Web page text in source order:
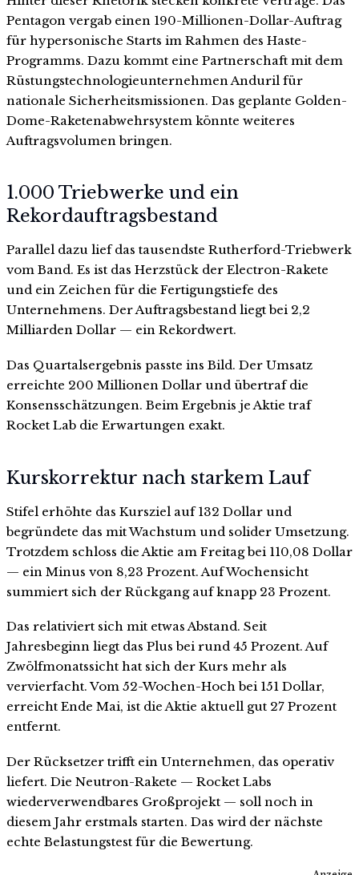
Pentagon vergab einen 190-Millionen-Dollar-Auftrag
für hypersonische Starts im Rahmen des Haste-
Programms. Dazu kommt eine Partnerschaft mit dem
Rüstungstechnologieunternehmen Anduril für
nationale Sicherheitsmissionen. Das geplante Golden-
Dome-Raketenabwehrsystem könnte weiteres
Auftragsvolumen bringen.
1.000 Triebwerke und ein
Rekordauftragsbestand
Parallel dazu lief das tausendste Rutherford-Triebwerk
vom Band. Es ist das Herzstück der Electron-Rakete
und ein Zeichen für die Fertigungstiefe des
Unternehmens. Der Auftragsbestand liegt bei 2,2
Milliarden Dollar — ein Rekordwert.
Das Quartalsergebnis passte ins Bild. Der Umsatz
erreichte 200 Millionen Dollar und übertraf die
Konsensschätzungen. Beim Ergebnis je Aktie traf
Rocket Lab die Erwartungen exakt.
Kurskorrektur nach starkem Lauf
Stifel erhöhte das Kursziel auf 132 Dollar und
begründete das mit Wachstum und solider Umsetzung.
Trotzdem schloss die Aktie am Freitag bei 110,08 Dollar
— ein Minus von 8,23 Prozent. Auf Wochensicht
summiert sich der Rückgang auf knapp 23 Prozent.
Das relativiert sich mit etwas Abstand. Seit
Jahresbeginn liegt das Plus bei rund 45 Prozent. Auf
Zwölfmonatssicht hat sich der Kurs mehr als
vervierfacht. Vom 52-Wochen-Hoch bei 151 Dollar,
erreicht Ende Mai, ist die Aktie aktuell gut 27 Prozent
entfernt.
Der Rücksetzer trifft ein Unternehmen, das operativ
liefert. Die Neutron-Rakete — Rocket Labs
wiederverwendbares Großprojekt — soll noch in
diesem Jahr erstmals starten. Das wird der nächste
echte Belastungstest für die Bewertung.